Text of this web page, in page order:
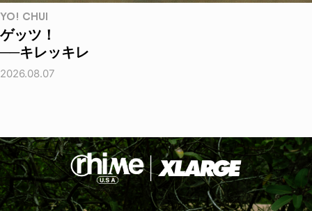
YO! CHUI
ゲッツ！
──キレッキレ
2026.08.07